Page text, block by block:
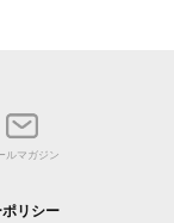
ルマガジン
リシー